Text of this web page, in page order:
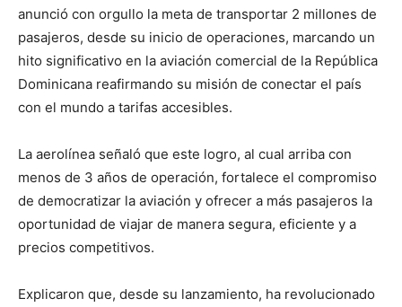
anunció con orgullo la meta de transportar 2 millones de
pasajeros, desde su inicio de operaciones, marcando un
hito significativo en la aviación comercial de la República
Dominicana reafirmando su misión de conectar el país
con el mundo a tarifas accesibles.
La aerolínea señaló que este logro, al cual arriba con
menos de 3 años de operación, fortalece el compromiso
de democratizar la aviación y ofrecer a más pasajeros la
oportunidad de viajar de manera segura, eficiente y a
precios competitivos.
Explicaron que, desde su lanzamiento, ha revolucionado